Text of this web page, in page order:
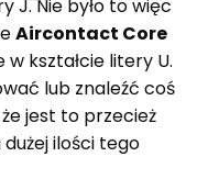
J. Nie było to więc
Aircontact Core
kształcie litery U.
lub znaleźć coś
jest to przecież
ilości tego